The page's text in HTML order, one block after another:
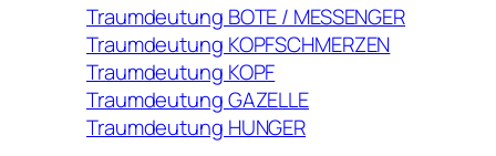
Traumdeutung BOTE / MESSENGER
Traumdeutung KOPFSCHMERZEN
Traumdeutung KOPF
Traumdeutung GAZELLE
Traumdeutung HUNGER